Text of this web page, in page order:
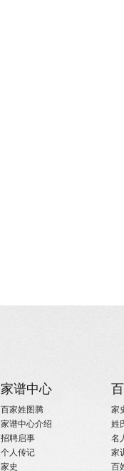
家谱中心
百家姓图腾
家谱中心介绍
招聘启事
个人传记
家史
家
姓
名
家
百